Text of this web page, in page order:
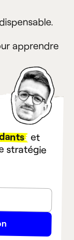
apprendre
et
recevez chaque semaine une stratégie